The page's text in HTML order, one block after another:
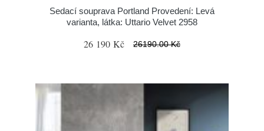
Sedací souprava Portland Provedení: Levá
varianta, látka: Uttario Velvet 2958
26 190 Kč 26190.00 Kč